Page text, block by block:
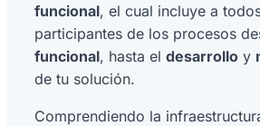
funcional, el cual incluye a
participantes de los procesos
funcional, hasta el desarrollo y
de tu solución.
Comprendiendo la